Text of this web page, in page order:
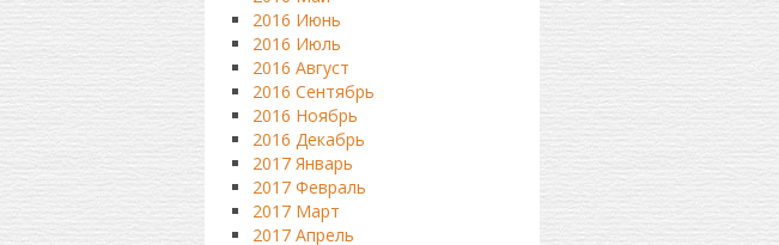
2016 Июнь
2016 Июль
2016 Август
2016 Сентябрь
2016 Ноябрь
2016 Декабрь
2017 Январь
2017 Февраль
2017 Март
2017 Апрель